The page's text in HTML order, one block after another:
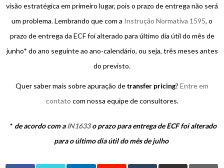
visão estratégica em primeiro lugar, pois o prazo de entrega não será
um problema. Lembrando que com a Instrução Normativa 1595, o
prazo de entrega da ECF foi alterado para último dia útil do mês de
junho* do ano seguinte ao ano-calendário, ou seja, três meses antes
do previsto.
Quer saber mais sobre apuração detransfer pricing? Entre em
contato com nossa equipe de consultores.
* de acordo com aIN1633o prazo para entrega de ECF foi alterado
para o último dia útil do mês de julho